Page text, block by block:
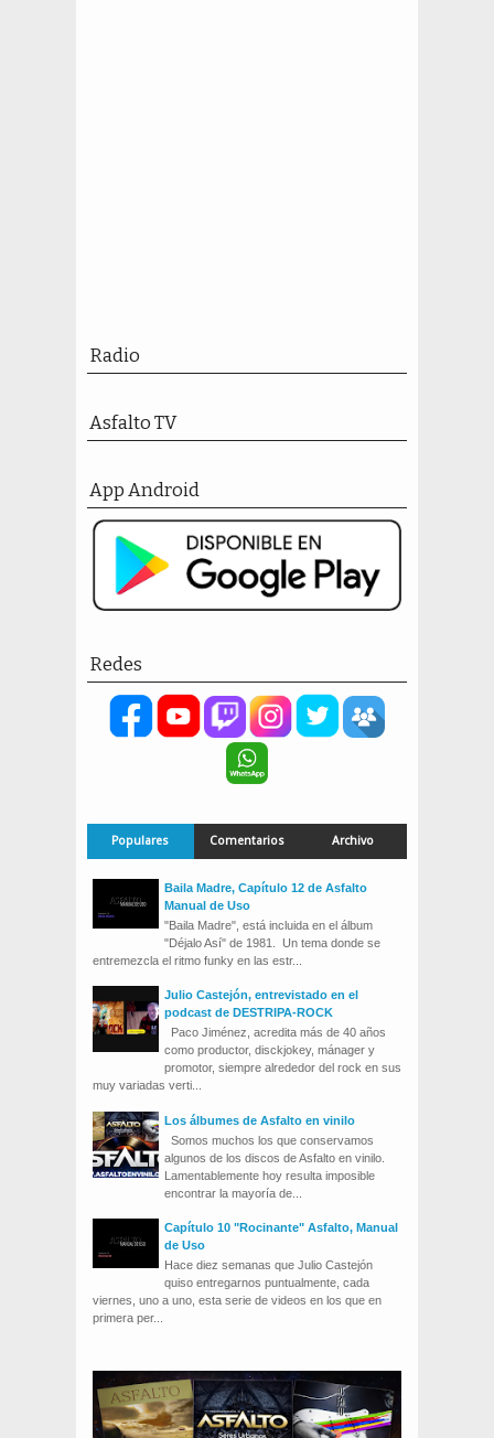
Radio
Asfalto TV
App Android
Redes
Populares Comentarios Archivo
Baila Madre, Capítulo 12 de Asfalto
Manual de Uso
"Baila Madre", está incluida en el álbum
"Déjalo Así" de 1981. Un tema donde se
entremezcla el ritmo funky en las estr...
Julio Castejón, entrevistado en el
podcast de DESTRIPA-ROCK
Paco Jiménez, acredita más de 40 años
como productor, disckjokey, mánager y
promotor, siempre alrededor del rock en sus
muy variadas verti...
Los álbumes de Asfalto en vinilo
Somos muchos los que conservamos
algunos de los discos de Asfalto en vinilo.
Lamentablemente hoy resulta imposible
encontrar la mayoría de...
Capítulo 10 "Rocinante" Asfalto, Manual
de Uso
Hace diez semanas que Julio Castejón
quiso entregarnos puntualmente, cada
viernes, uno a uno, esta serie de videos en los que en
primera per...